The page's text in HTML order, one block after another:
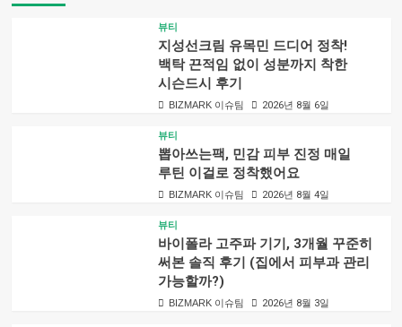
뷰티
지성선크림 유목민 드디어 정착!
백탁 끈적임 없이 성분까지 착한
시슨드시 후기
BIZMARK 이슈팀 2026년 8월 6일
뷰티
뽑아쓰는팩, 민감 피부 진정 매일
루틴 이걸로 정착했어요
BIZMARK 이슈팀 2026년 8월 4일
뷰티
바이폴라 고주파 기기, 3개월 꾸준히
써본 솔직 후기 (집에서 피부과 관리
가능할까?)
BIZMARK 이슈팀 2026년 8월 3일